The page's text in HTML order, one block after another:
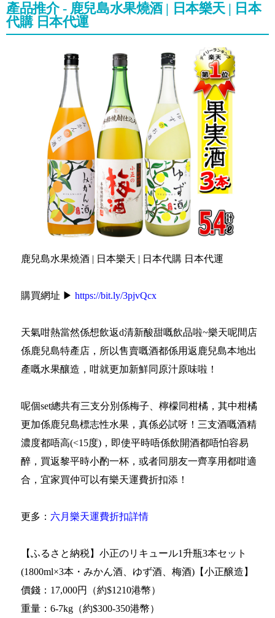
產品推介 - 鹿兒島水果燒酒 | 日本樂天 | 日本
代購 日本代運
鹿兒島水果燒酒 | 日本樂天 | 日本代購 日本代運
購買網址 ▶ https://bit.ly/3pjvQcx
天氣咁熱當然係想飲返d清新酸甜嘅飲品啦~樂天呢間店
係鹿兒島特產店，所以售賣嘅酒都係用返鹿兒島本地出
產嘅水果釀造，咁就更加新鮮同原汁原味啦！
呢個set總共有三支分別係梅子、檸檬同柑橘，其中柑橘
更加係鹿兒島標志性水果，真係必試呀！三支酒嘅酒精
濃度都唔高(<15度)，即使平時唔係飲開酒都唔怕容易
醉，買返黎平時小酌一杯，或者同朋友一齊享用都咁適
合，宜家買仲可以有樂天運費折扣添！
更多： 六月樂天運費折扣詳情
【ふるさと納税】小正のリキュール1升瓶3本セット
(1800ml×3本・みかん酒、ゆず酒、梅酒)【小正醸造】
價錢：17,000円（約$1210港幣）
重量：6-7kg（約$300-350港幣）